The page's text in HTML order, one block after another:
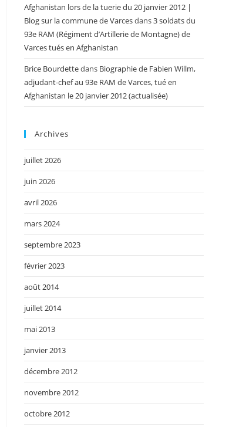
Afghanistan lors de la tuerie du 20 janvier 2012 |
Blog sur la commune de Varcesdans3 soldats du
93e RAM (Régiment d’Artillerie de Montagne) de
Varces tués en Afghanistan
Brice Bourdettedans Biographie de Fabien Willm,
adjudant-chef au 93e RAM de Varces, tué en
Afghanistan le 20 janvier 2012 (actualisée)
Archives
juillet 2026
juin 2026
avril 2026
mars 2024
septembre 2023
février 2023
août 2014
juillet 2014
mai 2013
janvier 2013
décembre 2012
novembre 2012
octobre 2012